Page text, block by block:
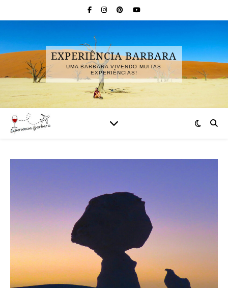
EXPERIÊNCIA BARBARA
UMA BARBARA VIVENDO MUITAS
EXPERIÊNCIAS!